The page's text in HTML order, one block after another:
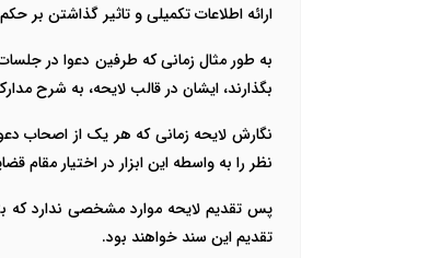
ارائه اطلاعات تکمیلی و تاثیر گذاشتن بر
به طور مثال زمانی که طرفین دعوا در
بگذارند، ایشان در قالب لایحه، به شرح
نگارش لایحه زمانی که هر یک از اصحاب
نظر را به واسطه این ابزار در اختیار مقام
پس تقدیم لایحه موارد مشخصی ندارد که
تقدیم این سند خواهند بود.